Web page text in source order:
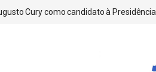
Cury como candidato à Presidência